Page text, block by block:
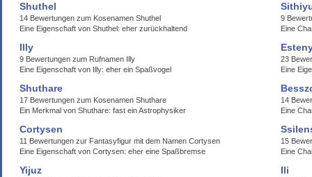
Shuthel
14 Bewertungen zum Kosenamen Shuthel
Eine Eigenschaft von Shuthel: eher zurückhaltend
9
Eine
Illy
9 Bewertungen zum Rufnamen Illy
Eine Eigenschaft von Illy: eher ein Spaßvogel
23
Eine
Shuthare
17 Bewertungen zum Kosenamen Shuthare
Ein Merkmal von Shuthare: fast ein Astrophysiker
14
Eine
Cortysen
11 Bewertungen zur Fantasyfigur mit dem Namen Cortysen
Eine Eigenschaft von Cortysen: eher eine Spaßbremse
15
Eine
Yijuz Ili